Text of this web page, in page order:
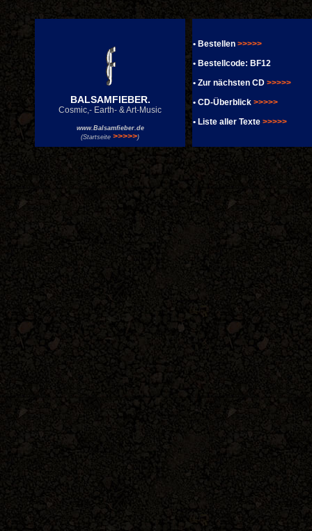
BALSAMFIEBER.
Cosmic,- Earth- & Art-Music
www.Balsamfieber.de
(Startseite >>>>>)
• Bestellen >>>>>
• Bestellcode: BF12
• Zur nächsten CD >>>>>
• CD-Überblick >>>>>
• Liste aller Texte >>>>>